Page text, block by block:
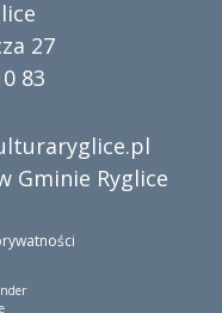
27
83
Gminie Ryglice